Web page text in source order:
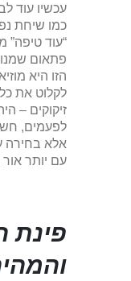
עכשיו עוד
כמו שיחת
“עוד
פתאום
הזו היא
לקלוט את
זיקוקים –
לפעמים,
אלא בחירה
עם יותר אור